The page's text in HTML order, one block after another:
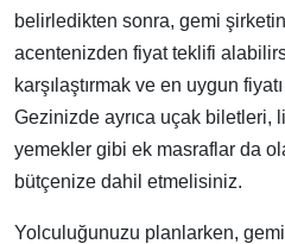
belirledikten sonra, gemi
acentenizden fiyat teklifi
karşılaştırmak ve en uygun
Gezinizde ayrıca uçak biletleri,
yemekler gibi ek masraflar da
bütçenize dahil etmelisiniz.
Yolculuğunuzu planlarken,